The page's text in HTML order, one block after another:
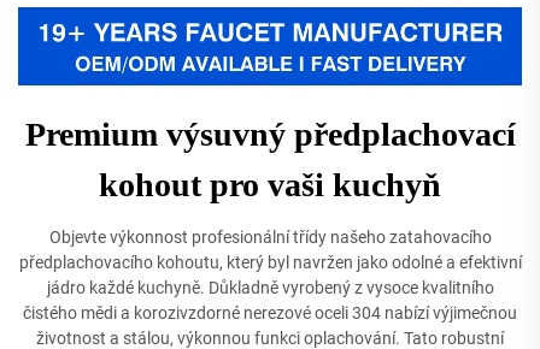
Premium výsuvný předplachovací
kohout pro vaši kuchyň
Objevte výkonnost profesionální třídy našeho zatahovacího
předplachovacího kohoutu, který byl navržen jako odolné a efektivní
jádro každé kuchyně. Důkladně vyrobený z vysoce kvalitního
čistého mědi a korozivzdorné nerezové oceli 304 nabízí výjimečnou
životnost a stálou, výkonnou funkci oplachování. Tato robustní